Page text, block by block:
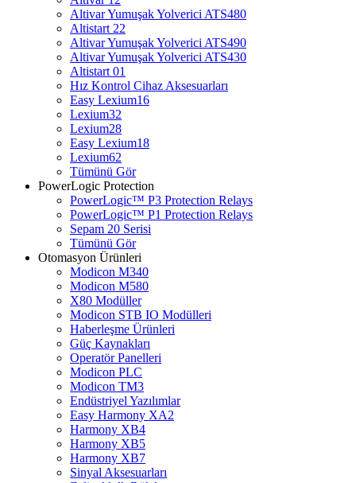
Altivar Yumuşak Yolverici ATS480
Altistart 22
Altivar Yumuşak Yolverici ATS490
Altivar Yumuşak Yolverici ATS430
Altistart 01
Hız Kontrol Cihaz Aksesuarları
Easy Lexium16
Lexium32
Lexium28
Easy Lexium18
Lexium62
Tümünü Gör
PowerLogic Protection
PowerLogic™ P3 Protection Relays
PowerLogic™ P1 Protection Relays​
Sepam 20 Serisi
Tümünü Gör
Otomasyon Ürünleri
Modicon M340
Modicon M580
X80 Modüller
Modicon STB IO Modülleri
Haberleşme Ürünleri
Güç Kaynakları
Operatör Panelleri
Modicon PLC
Modicon TM3
Endüstriyel Yazılımlar
Easy Harmony XA2
Harmony XB4
Harmony XB5
Harmony XB7
Sinyal Aksesuarları